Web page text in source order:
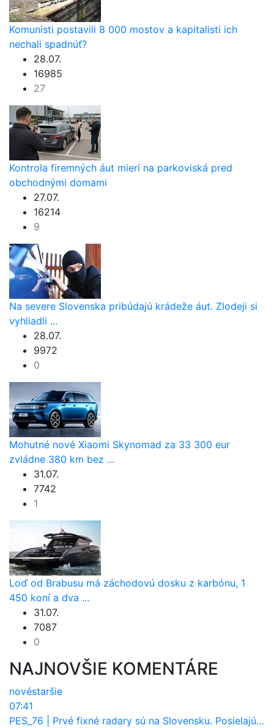
Komunisti postavili 8 000 mostov a kapitalisti ich
nechali spadnúť?
28.07.
16985
27
Kontrola firemných áut mieri na parkoviská pred
obchodnými domami
27.07.
16214
9
Na severe Slovenska pribúdajú krádeže áut. Zlodeji si
vyhliadli ...
28.07.
9972
0
Mohutné nové Xiaomi Skynomad za 33 300 eur
zvládne 380 km bez ...
31.07.
7742
1
Loď od Brabusu má záchodovú dosku z karbónu, 1
450 koní a dva ...
31.07.
7087
0
NAJNOVŠIE KOMENTÁRE
novéstaršie
07:41
PES_76
Prvé fixné radary sú na Slovensku. Posielajú už pokuty? Ukáže ich Waze?